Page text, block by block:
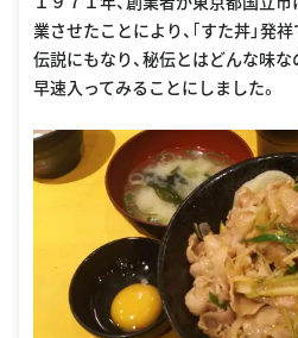
業させたことにより、｢すた丼」発祥
伝説にもなり、秘伝とはどんな味な
早速入ってみることにしました。